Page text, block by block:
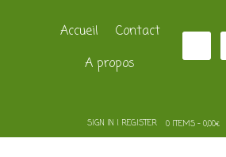
Accueil
Contact
A propos
SIGN IN | REGISTER 0 ITEMS - 0,00€